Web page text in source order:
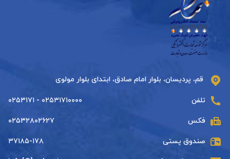
قم، پردیسان، بلوار امام صادق، ابتدای بلوار مولوی
تلفن ۰۲۵۳۱۷۱۰۰۰۰ - ۰۲۵۳۱۷۱
فکس ۰۲۵۳۲۸۰۲۶۲۷
صندوق پستی ۳۷۱۸۵-۱۷۸